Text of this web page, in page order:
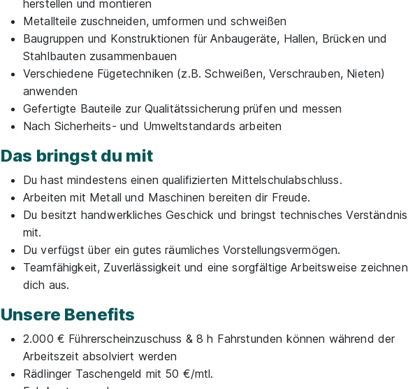
herstellen und montieren
Metallteile zuschneiden, umformen und schweißen
Baugruppen und Konstruktionen für Anbaugeräte, Hallen, Brücken und
Stahlbauten zusammenbauen
Verschiedene Fügetechniken (z.B. Schweißen, Verschrauben, Nieten)
anwenden
Gefertigte Bauteile zur Qualitätssicherung prüfen und messen
Nach Sicherheits- und Umweltstandards arbeiten
Das bringst du mit
Du hast mindestens einen qualifizierten Mittelschulabschluss.
Arbeiten mit Metall und Maschinen bereiten dir Freude.
Du besitzt handwerkliches Geschick und bringst technisches Verständnis
mit.
Du verfügst über ein gutes räumliches Vorstellungsvermögen.
Teamfähigkeit, Zuverlässigkeit und eine sorgfältige Arbeitsweise zeichnen
dich aus.
Unsere Benefits
2.000 € Führerscheinzuschuss & 8 h Fahrstunden können während der
Arbeitszeit absolviert werden
Rädlinger Taschengeld mit 50 €/mtl.